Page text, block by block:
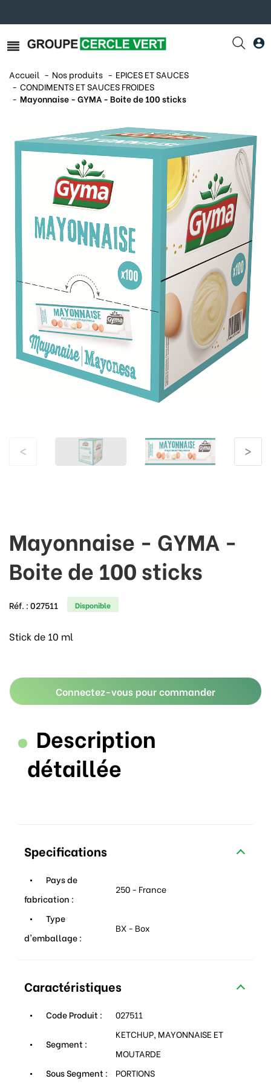
Accueil Nos produits
EPICES ET SAUCES
CONDIMENTS ET SAUCES FROIDES
Mayonnaise - GYMA - Boite de 100 sticks
< >
Mayonnaise - GYMA -
Boite de 100 sticks
Réf. :027511 Disponible
Stick de 10 ml
Connectez-vous pour commander
Description
détaillée
Specifications
Pays de
fabrication :
250 - France
Type
d'emballage :
BX - Box
Caractéristiques
Code Produit : 027511
Segment :
KETCHUP, MAYONNAISE ET
MOUTARDE
Sous Segment :
PORTIONS